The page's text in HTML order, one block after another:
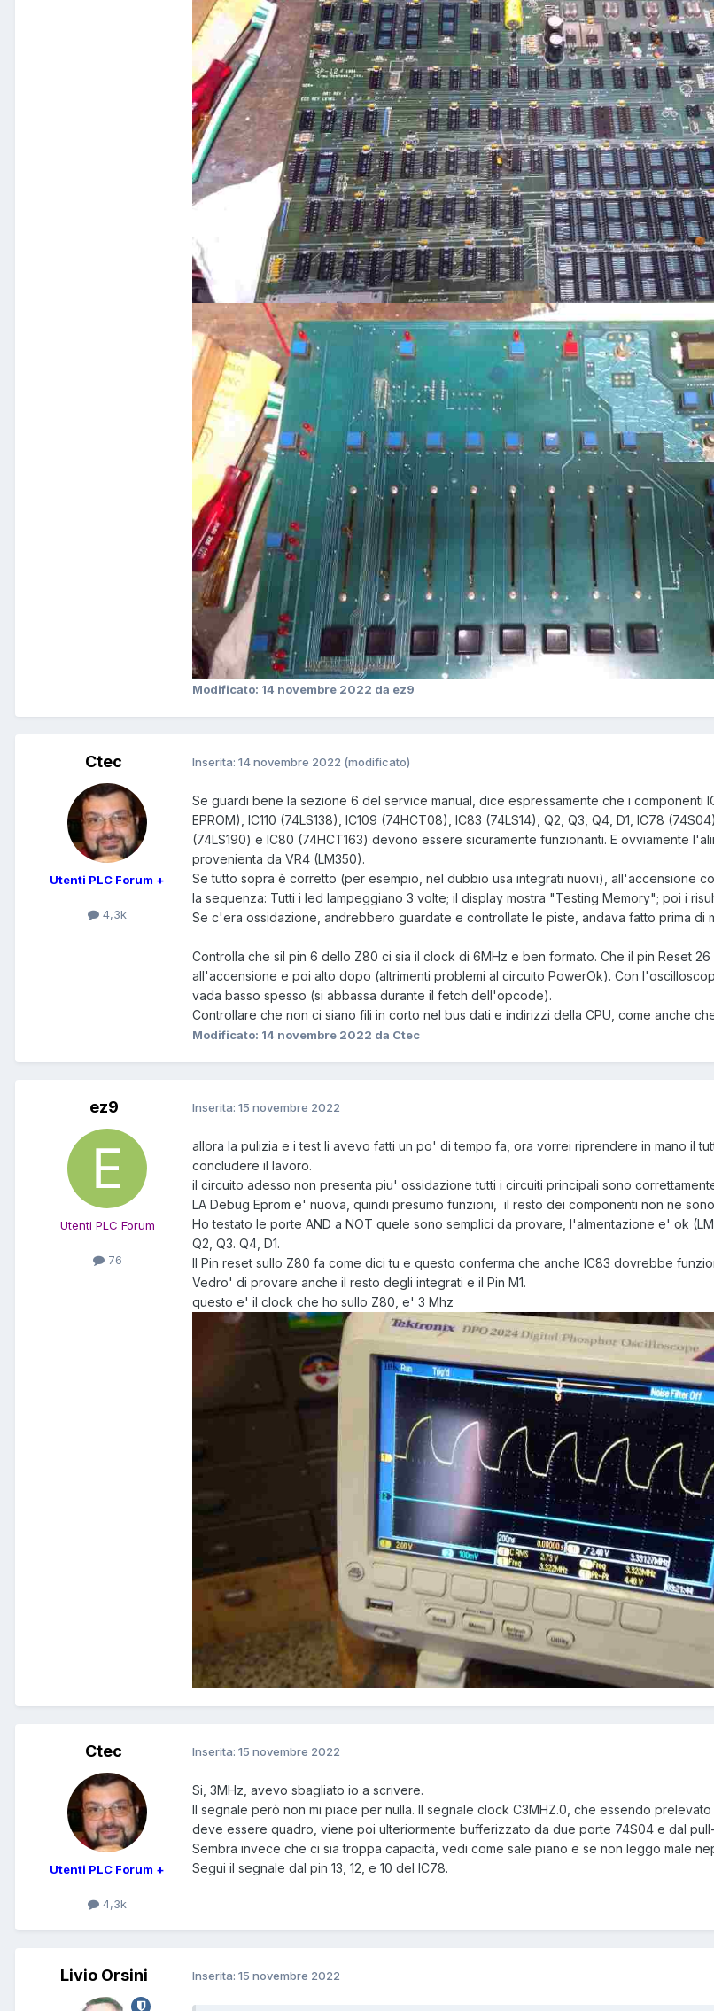
Modificato: 14 novembre 2022 da ez9
Ctec
Utenti PLC Forum +
4,3k
Inserita: 14 novembre 2022 (modificato)
Se guardi bene la sezione 6 del service manual, dice espressamente che i componenti
EPROM), IC110 (74LS138), IC109 (74HCT08), IC83 (74LS14), Q2, Q3, Q4, D1, IC78
(74LS190) e IC80 (74HCT163) devono essere sicuramente funzionanti. E ovviamente
provenienta da VR4 (LM350).
Se tutto sopra è corretto (per esempio, nel dubbio usa integrati nuovi), all'accensione
la sequenza: Tutti i led lampeggiano 3 volte; il display mostra "Testing Memory"; poi i
Se c'era ossidazione, andrebbero guardate e controllate le piste, andava fatto prima di
Controlla che sil pin 6 dello Z80 ci sia il clock di 6MHz e ben formato. Che il pin Reset
all'accensione e poi alto dopo (altrimenti problemi al circuito PowerOk). Con
vada basso spesso (si abbassa durante il fetch dell'opcode).
Controllare che non ci siano fili in corto nel bus dati e indirizzi della CPU, come anche
Modificato: 14 novembre 2022 da Ctec
ez9
Utenti PLC Forum
76
Inserita: 15 novembre 2022
allora la pulizia e i test li avevo fatti un po' di tempo fa, ora vorrei riprendere in mano il
concludere il lavoro.
il circuito adesso non presenta piu' ossidazione tutti i circuiti principali sono
LA Debug Eprom e' nuova, quindi presumo funzioni, il resto dei componenti non ne
Ho testato le porte AND a NOT quele sono semplici da provare, l'almentazione e' ok
Q2, Q3. Q4, D1.
Il Pin reset sullo Z80 fa come dici tu e questo conferma che anche IC83 dovrebbe
Vedro' di provare anche il resto degli integrati e il Pin M1.
questo e' il clock che ho sullo Z80, e' 3 Mhz
Ctec
Utenti PLC Forum +
4,3k
Inserita: 15 novembre 2022
Si, 3MHz, avevo sbagliato io a scrivere.
Il segnale però non mi piace per nulla. Il segnale clock C3MHZ.0, che essendo
deve essere quadro, viene poi ulteriormente bufferizzato da due porte 74S04 e dal
Sembra invece che ci sia troppa capacità, vedi come sale piano e se non leggo male
Segui il segnale dal pin 13, 12, e 10 del IC78.
Livio Orsini Inserita: 15 novembre 2022